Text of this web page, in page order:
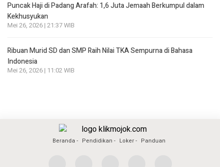
Puncak Haji di Padang Arafah: 1,6 Juta Jemaah Berkumpul dalam
Kekhusyukan
Mei 26, 2026 | 21:37 WIB
Ribuan Murid SD dan SMP Raih Nilai TKA Sempurna di Bahasa
Indonesia
Mei 26, 2026 | 11:02 WIB
Beranda Pendidikan Loker Panduan